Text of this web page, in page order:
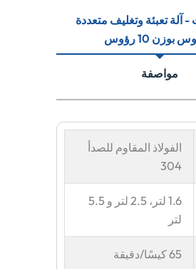
- آلة تعبئة وتغليف متعددة
بوزن 10 رؤوس
مواصفة
الفولاذ المقاوم للصدأ
304
1.6 لتر، 2.5 لتر و 5.5
لتر
65 كيسًا/دقيقة